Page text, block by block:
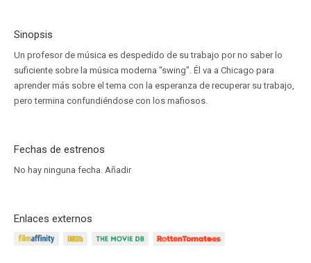
Sinopsis
Un profesor de música es despedido de su trabajo por no saber lo
suficiente sobre la música moderna "swing". Él va a Chicago para
aprender más sobre el tema con la esperanza de recuperar su trabajo,
pero termina confundiéndose con los mafiosos.
Fechas de estrenos
No hay ninguna fecha. Añadir
Enlaces externos